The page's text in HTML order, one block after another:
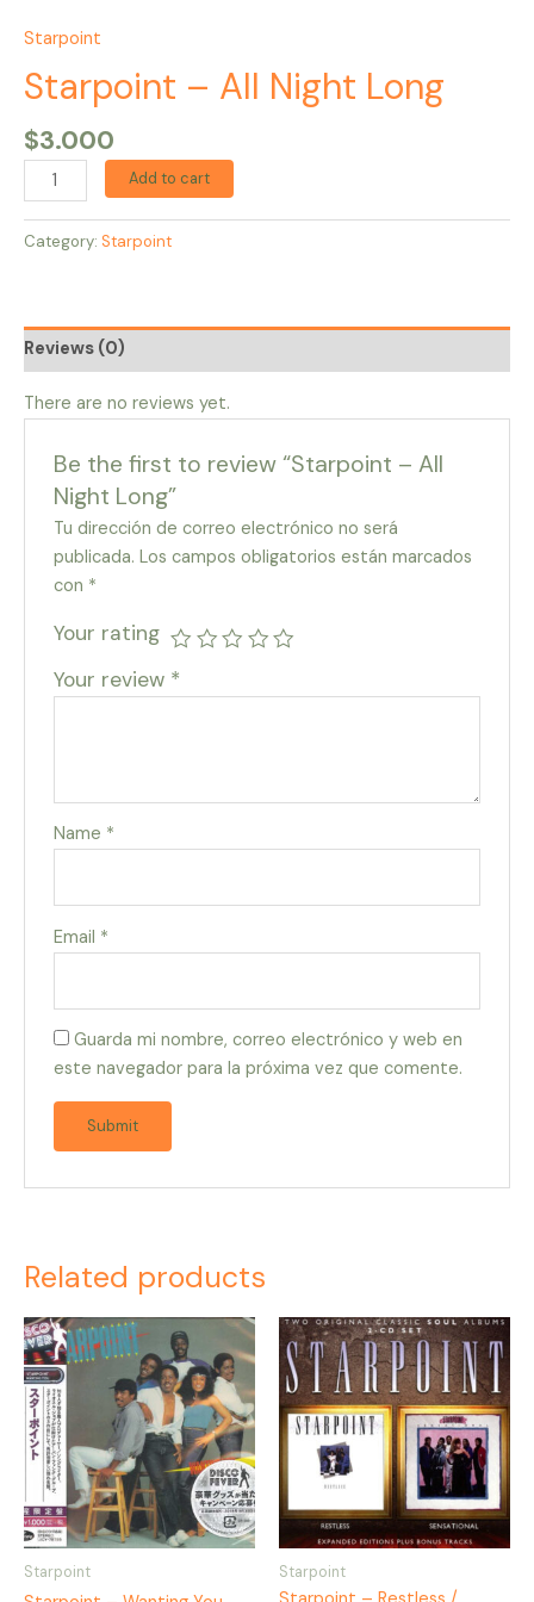
Starpoint
Starpoint – All Night Long
$3.000
Add to cart
Category: Starpoint
Reviews (0)
There are no reviews yet.
Be the first to review “Starpoint – All
Night Long”
Tu dirección de correo electrónico no será
publicada. Los campos obligatorios están marcados
con *
Your rating
Your review *
Name *
Email *
Guarda mi nombre, correo electrónico y web en
este navegador para la próxima vez que comente.
Related products
Starpoint Starpoint